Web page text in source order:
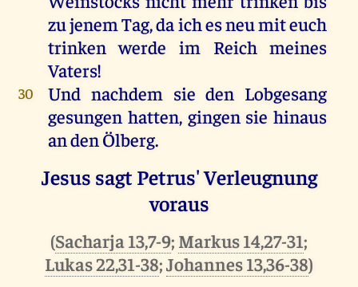
zujenemTag,daichesneumiteuch
trinken werde im Reich meines
Vaters!
30 Und nachdem sie den Lobgesang
gesungen hatten, gingen sie hinaus
andenÖlberg.
Jesus sagt Petrus' Verleugnung
voraus
(Sacharja 13,7-9; Markus 14,27-31;
Lukas 22,31-38;Johannes 13,36-38)